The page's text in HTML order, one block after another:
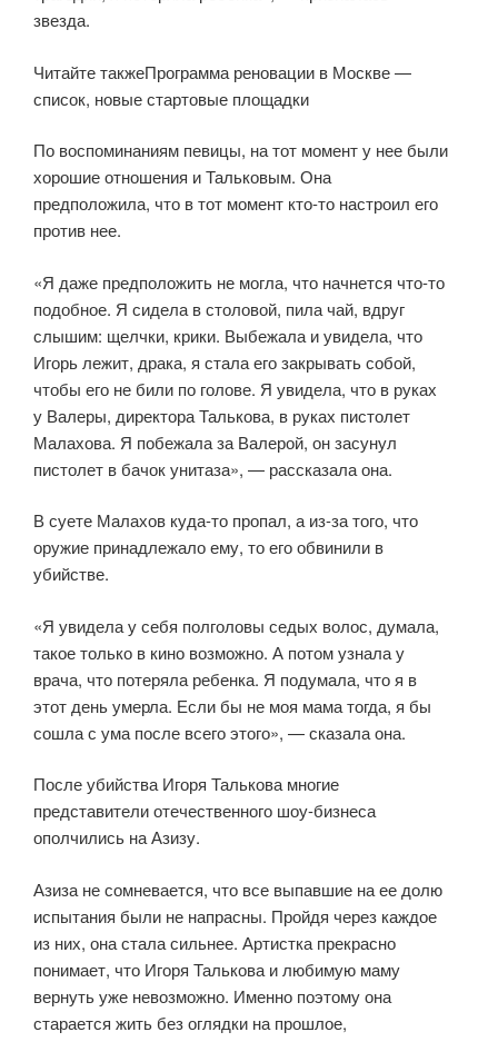
звезда.
Читайте такжеПрограмма реновации в Москве —
список, новые стартовые площадки
По воспоминаниям певицы, на тот момент у нее были
хорошие отношения и Тальковым. Она
предположила, что в тот момент кто-то настроил его
против нее.
«Я даже предположить не могла, что начнется что-то
подобное. Я сидела в столовой, пила чай, вдруг
слышим: щелчки, крики. Выбежала и увидела, что
Игорь лежит, драка, я стала его закрывать собой,
чтобы его не били по голове. Я увидела, что в руках
у Валеры, директора Талькова, в руках пистолет
Малахова. Я побежала за Валерой, он засунул
пистолет в бачок унитаза», — рассказала она.
В суете Малахов куда-то пропал, а из-за того, что
оружие принадлежало ему, то его обвинили в
убийстве.
«Я увидела у себя полголовы седых волос, думала,
такое только в кино возможно. А потом узнала у
врача, что потеряла ребенка. Я подумала, что я в
этот день умерла. Если бы не моя мама тогда, я бы
сошла с ума после всего этого», — сказала она.
После убийства Игоря Талькова многие
представители отечественного шоу-бизнеса
ополчились на Азизу.
Азиза не сомневается, что все выпавшие на ее долю
испытания были не напрасны. Пройдя через каждое
из них, она стала сильнее. Артистка прекрасно
понимает, что Игоря Талькова и любимую маму
вернуть уже невозможно. Именно поэтому она
старается жить без оглядки на прошлое,